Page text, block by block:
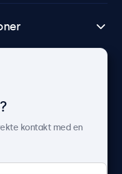
kontakt med en